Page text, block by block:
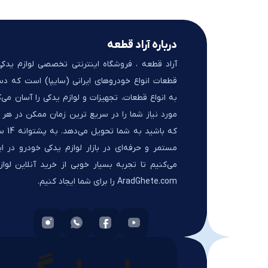
درباره آراد قطعه
آراد قطعه ، فروشگاه اینترنتی تخصصی لوازم
قطعات انواع خودروهای ایرانی (سایپا) است که
به انواع قطعات، تجهیزات و لوازم یدکی را آسان
مورد نیاز شما را در سریع ترین زمان ممکن در هر
که
مستمر و حرفه‌ای در بازار لوازم یدکی خودرو در
می‌کنیم تا تجربه بسیار خوبی از خرید آنلاین
AradGhete.com را برای شما ایجاد کنیم.